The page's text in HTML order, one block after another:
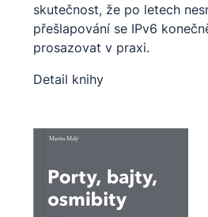
skutečnost, že po letech
přešlapování se IPv6
prosazovat v praxi.
Detail knihy